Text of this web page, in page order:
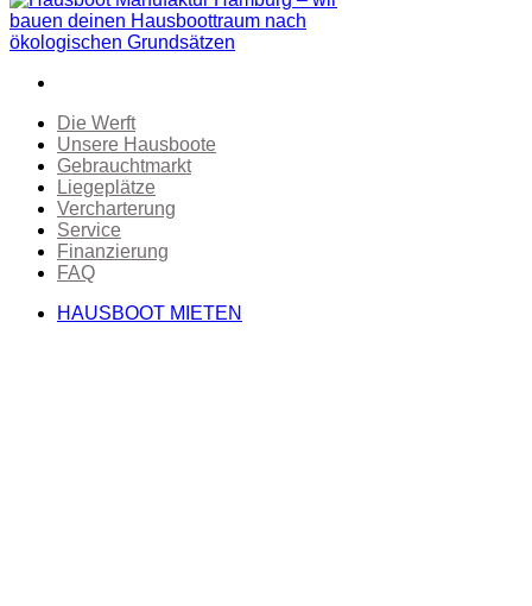
Die Werft
Unsere Hausboote
Gebrauchtmarkt
Liegeplätze
Vercharterung
Service
Finanzierung
FAQ
HAUSBOOT MIETEN